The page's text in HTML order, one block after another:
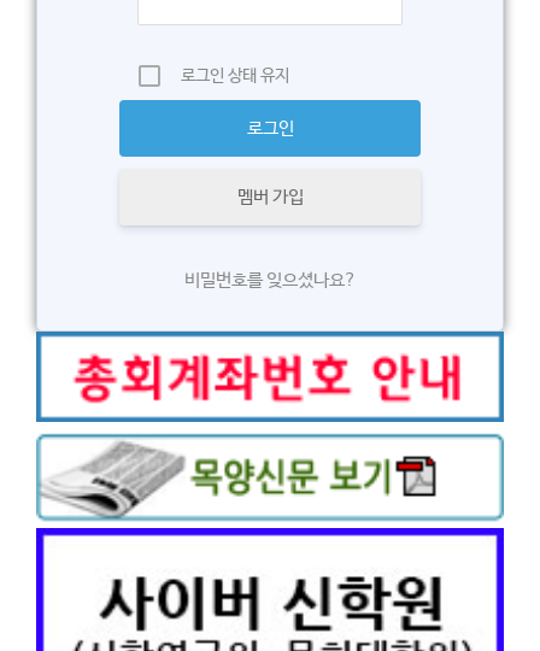
로그인 상태 유지
멤버 가입
비밀번호를 잊으셨나요?